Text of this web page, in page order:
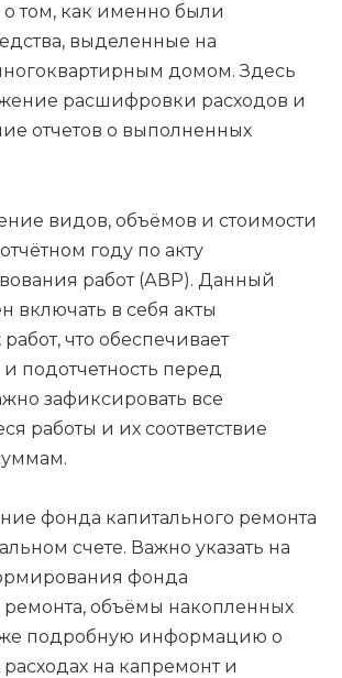
том, как именно были
выделенные на
домом. Здесь
расшифровки расходов и
отчетов о выполненных
видов, объёмов и стоимости
году по акту
работ (АВР). Данный
включать в себя акты
что обеспечивает
подотчетность перед
зафиксировать все
работы и их соответствие
фонда капитального ремонта
счете. Важно указать на
фонда
ремонта, объёмы накопленных
подробную информацию о
на капремонт и